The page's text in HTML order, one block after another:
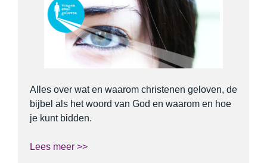
Alles over wat en waarom christenen geloven, de
bijbel als het woord van God en waarom en hoe
je kunt bidden.
Lees meer >>